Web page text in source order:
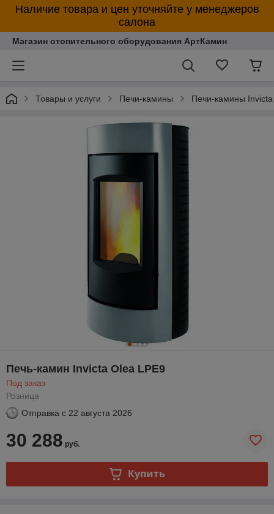
Наличие товара и цен уточняйте у менеджеров
салона
Магазин отопительного оборудования АртКамин
Товары и услуги Печи-камины Печи-камины
Печь-камин Invicta Olea LPE9
Под заказ
Розница
Отправка с 22 августа 2026
30 288 руб.
Купить